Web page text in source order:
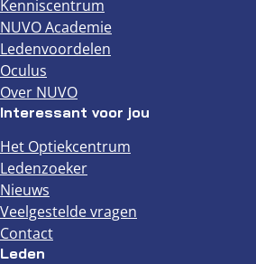
Kenniscentrum
NUVO Academie
Ledenvoordelen
Oculus
Over NUVO
Interessant voor jou
Het Optiekcentrum
Ledenzoeker
Nieuws
Veelgestelde vragen
Contact
Leden